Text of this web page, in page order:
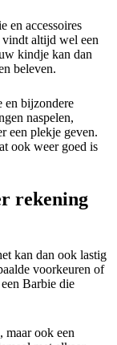
en accessoires
vindt altijd wel een
kindje kan dan
beleven.
en bijzondere
naspelen,
een plekje geven.
ook weer goed is
rekening
kan dan ook lastig
voorkeuren of
Barbie die
maar ook een